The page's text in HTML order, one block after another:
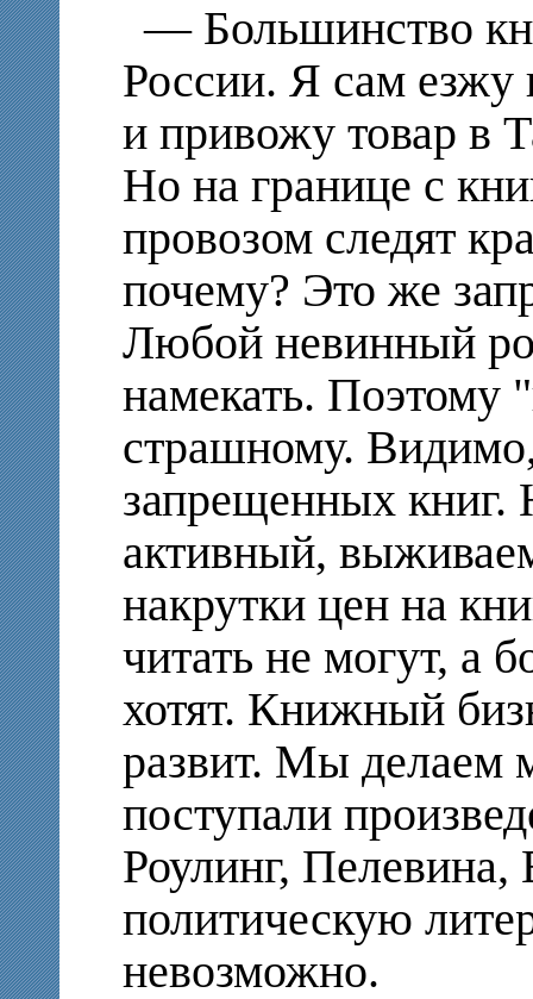
— Большинство
России. Я сам езжу
и привожу товар в
Но на границе с
провозом следят
почему? Это же
Любой невинный
намекать.
страшному.
запрещенных книг.
активный,
накрутки цен на
читать не могут, а
хотят. Книжный
развит. Мы делаем
поступали
Роулинг,
политическую
невозможно.